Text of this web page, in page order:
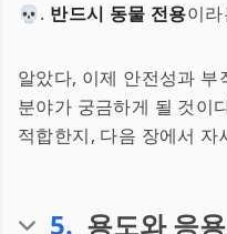
💀. 반드시 동물 전용이
알았다, 이제 안전성과
분야가 궁금하게 될 것이
적합한지, 다음 장에서 자
5. 용도와 응